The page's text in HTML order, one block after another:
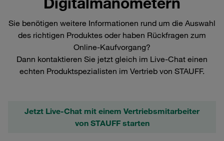
Sie benötigen weitere Informationen rund um die Auswahl
des richtigen Produktes oder haben Rückfragen zum
Online-Kaufvorgang?
Dann kontaktieren Sie jetzt gleich im Live-Chat einen
echten Produktspezialisten im Vertrieb von STAUFF.
Jetzt Live-Chat mit einem Vertriebsmitarbeiter
von STAUFF starten